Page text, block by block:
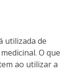
utilizada de
O que
ao utilizar a